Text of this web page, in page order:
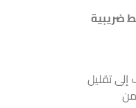
ضريبية
إلىتقليل